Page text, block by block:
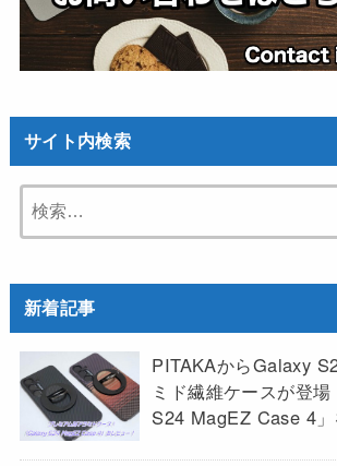
サイト内検索
索:
新着記事
PITAKAからGalaxy
ミド繊維ケースが登
S24 MagEZ Case 4」